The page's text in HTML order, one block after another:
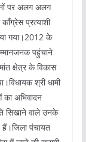
पर अलग अलग
प्रत्याशी
गया।2012 के
पहुंचाने
क्षेत्र के विकास
श्री धामी
अभिवादन
सिखाने वाले उनके
पंचायत